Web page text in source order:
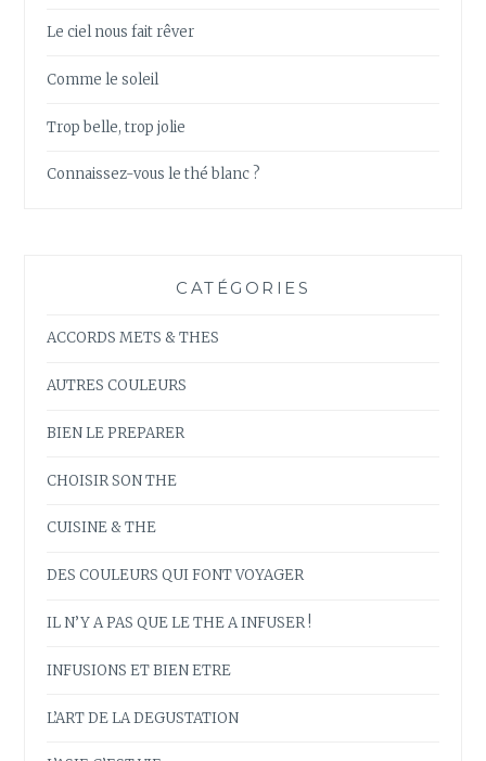
Le ciel nous fait rêver
Comme le soleil
Trop belle, trop jolie
Connaissez-vous le thé blanc ?
CATÉGORIES
ACCORDS METS & THES
AUTRES COULEURS
BIEN LE PREPARER
CHOISIR SON THE
CUISINE & THE
DES COULEURS QUI FONT VOYAGER
IL N’Y A PAS QUE LE THE A INFUSER !
INFUSIONS ET BIEN ETRE
L’ART DE LA DEGUSTATION